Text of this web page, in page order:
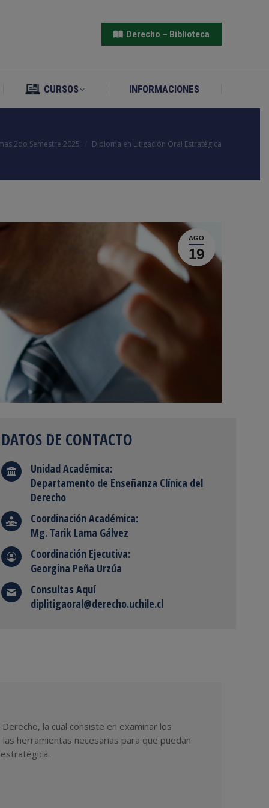
Derecho – Biblioteca
CURSOS INFORMACIONES
2do Semestre 2025 Diploma en Litigación Oral Estratégica
AGO
19
DATOS DE CONTACTO
Unidad Académica:
Departamento de Enseñanza Clínica del
Derecho
Coordinación Académica:
Mg. Tarik Lama Gálvez
Coordinación Ejecutiva:
Georgina Peña Urzúa
Consultas Aquí
diplitigaoral@derecho.uchile.cl
la cual consiste en examinar los
herramientas necesarias para que puedan
INFORMACIONES